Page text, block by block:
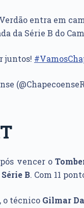
Verdão entra em
da Série B do
juntos!
vencer o
B. Com 11
o técnico Gilmar